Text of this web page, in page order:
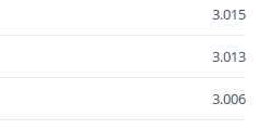
3.015
3.013
3.006